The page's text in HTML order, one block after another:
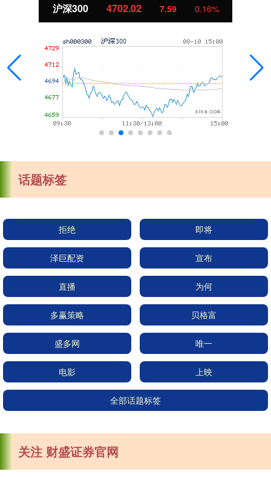
沪深300 4702.02 7.59 0.16%
话题标签
拒绝 即将
泽巨配资 宣布
直播 为何
多赢策略 贝格富
盛多网 唯一
电影 上映
全部话题标签
关注 财盛证券官网